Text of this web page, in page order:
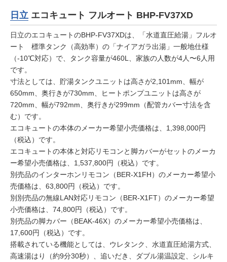
日立 エコキュート フルオート BHP-FV37XD
日立のエコキュートのBHP-FV37XDは、「水道直圧給湯」フルオ
ート 標準タンク（高効率）の「ナイアガラ出湯」一般地仕様
（-10℃対応）で、タンク容量が460L、家族の人数が4人〜6人用
です。
寸法としては、貯湯タンクユニットは高さが2,101mm、幅が
650mm、奥行きが730mm、ヒートポンプユニットは高さが
720mm、幅が792mm、奥行きが299mm（配管カバー寸法を含
む）です。
エコキュートの本体のメーカー希望小売価格は、1,398,000円
（税込）です。
エコキュートの本体と対応リモコンと脚カバーがセットのメーカ
ー希望小売価格は、1,537,800円（税込）です。
別売品のインターホンリモコン（BER-X1FH）のメーカー希望小
売価格は、63,800円（税込）です。
別別売品の無線LAN対応リモコン（BER-X1FT）のメーカー希望
小売価格は、74,800円（税込）です。
別売品の脚カバー（BEAK-46X）のメーカー希望小売価格は、
17,600円（税込）です。
搭載されている機能としては、ウレタンク、水道直圧給湯方式、
高速湯はり（約9分30秒）、追いだき、ダブル湯温設定、シルキ